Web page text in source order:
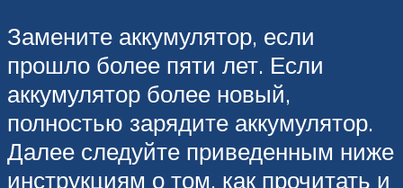
Замените аккумулятор, если
прошло более пяти лет. Если
аккумулятор более новый,
полностью зарядите аккумулятор.
Далее следуйте приведенным ниже
инструкциям о том, как прочитать и